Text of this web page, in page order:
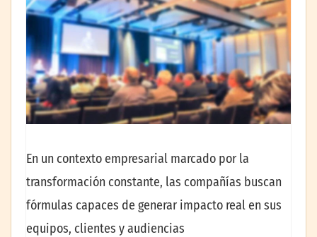
En un contexto empresarial marcado por la
transformación constante, las compañías buscan
fórmulas capaces de generar impacto real en sus
equipos, clientes y audiencias